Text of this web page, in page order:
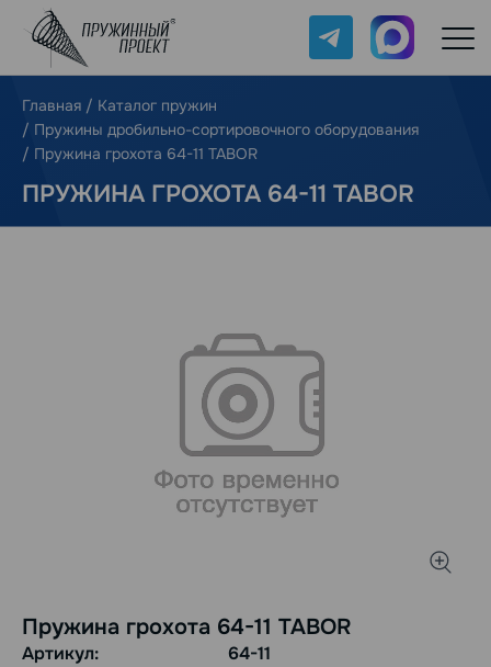
Telegram Max
Главная / Каталог пружин
/ Пружины дробильно-сортировочного оборудования
/ Пружина грохота 64-11 TABOR
ПРУЖИНА ГРОХОТА 64-11 TABOR
Пружина грохота 64-11 TABOR
Артикул: 64-11